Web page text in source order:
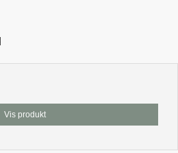
Vis produkt